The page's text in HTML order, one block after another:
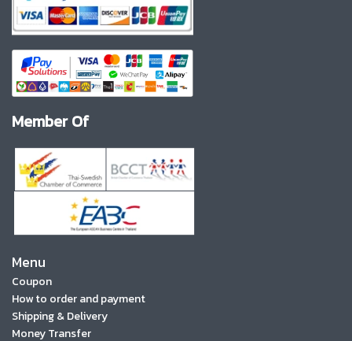
Member Of
Menu
Coupon
How to order and payment
Shipping & Delivery
Money Transfer